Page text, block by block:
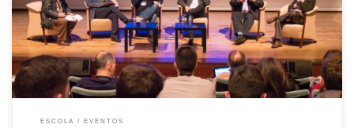
com atividade e interesses em torno dos sistemas eletrónicos reconfiguráveis, com ênfase
nos dispositivos digitais programáveis designados por FPGA (Field Programmable Gate […]
ESCOLA EVENTOS